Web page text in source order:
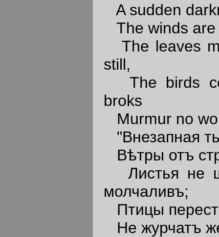
A sudden
The winds are
The leaves
still,
The birds
broks
Murmur no
"Внезапная
Вѣтры отъ
Листья не
молчаливъ;
Птицы
Не журчатъ